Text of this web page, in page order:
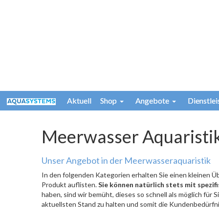
Aktuell Shop Angebote
Meerwasser
Unser Angebot in der Meerwasseraquaristik
In den folgenden Kategorien erhalten Sie einen kleinen
Produkt auflisten.Sie können natürlich stets mit
haben, sind wir bemüht, dieses so schnell als möglich
aktuellsten Stand zu halten und somit die